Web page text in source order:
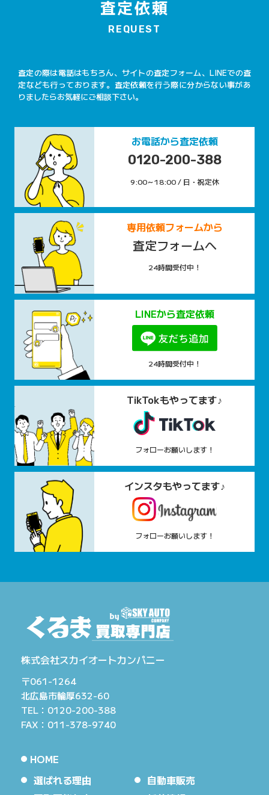
査定依頼
REQUEST
査定の際は電話はもちろん、サイトの査定フォーム、LINEでの査
定なども行っております。査定依頼を行う際に分からない事があ
りましたらお気軽にご相談下さい。
お電話から査定依頼
0120-200-388
9:00～18:00 / 日・祝定休
専用依頼フォームから
査定フォームへ
24時間受付中！
LINEから査定依頼
24時間受付中！
TikTokもやってます♪
フォローお願いします！
インスタもやってます♪
フォローお願いします！
株式会社スカイオートカンパニー
〒061-1264
北広島市輪厚632-60
TEL：0120-200-388
FAX：011-378-9740
HOME
選ばれる理由
自動車販売